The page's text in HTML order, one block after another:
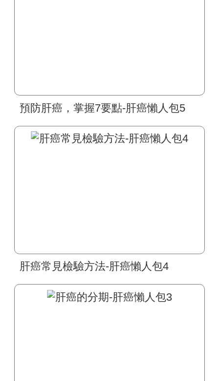
預防肝癌，掌握7要點-肝癌懶人包5
肝癌常見檢驗方法-肝癌懶人包4